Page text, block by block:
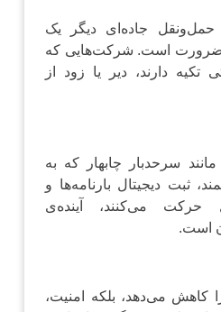
جاده‌ای دیگر یک
ضرورت است. شرکت‌هایی که
دارند، دیر یا زود از
سرحدبار چابهار که به
ثبت دیجیتال بارنامه‌ها و
حرکت می‌کنند، آینده‌ی
است.
را کاهش می‌دهد، بلکه امنیت،